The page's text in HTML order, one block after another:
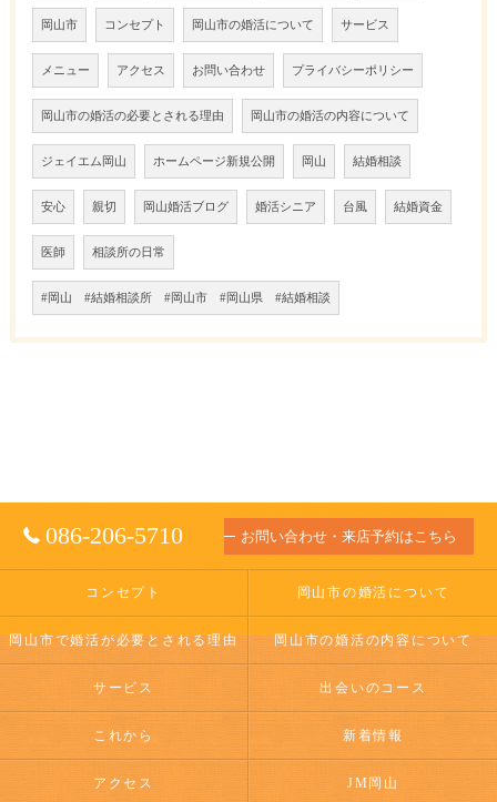
岡山市 コンセプト 岡山市の婚活について サービス
メニュー アクセス お問い合わせ プライバシーポリシー
岡山市の婚活の必要とされる理由 岡山市の婚活の内容について
ジェイエム岡山 ホームページ新規公開 岡山 結婚相談
安心 親切 岡山婚活ブログ 婚活シニア 台風 結婚資金
医師 相談所の日常
#岡山 #結婚相談所 #岡山市 #岡山県 #結婚相談
086-206-5710 お問い合わせ・来店予約はこちら
コンセプト 岡山市の婚活について
岡山市で婚活が必要とされる理由 岡山市の婚活の内容について
サービス 出会いのコース
これから 新着情報
アクセス JM岡山